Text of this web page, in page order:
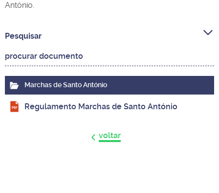
António.
Pesquisar
Marchas de Santo António
Regulamento Marchas de Santo António
voltar